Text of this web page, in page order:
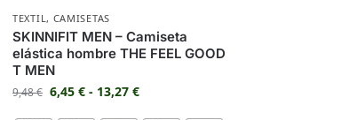
TEXTIL, CAMISETAS
SKINNIFIT MEN – Camiseta
elástica hombre THE FEEL GOOD
T MEN
9,48€ 6,45€ - 13,27€